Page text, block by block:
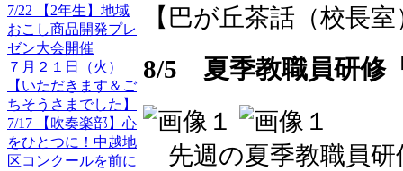
7/22 【2年生】地域
おこし商品開発プレ
ゼン大会開催
７月２１日（火）
【いただきます＆ご
ちそうさまでした】
7/17 【吹奏楽部】心
をひとつに！中越地
区コンクールを前に
【巴が丘茶話（校長
8/5 夏季教職員研修
先週の夏季教職員研